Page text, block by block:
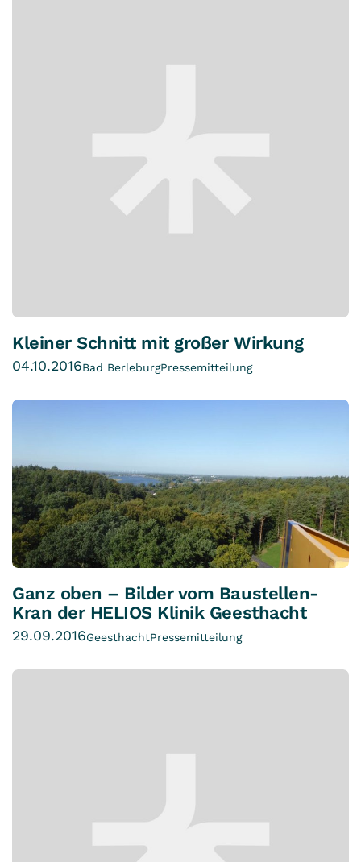
Kleiner Schnitt mit großer Wirkung
04.10.2016Bad BerleburgPressemitteilung
Ganz oben – Bilder vom Baustellen-
Kran der HELIOS Klinik Geesthacht
29.09.2016GeesthachtPressemitteilung